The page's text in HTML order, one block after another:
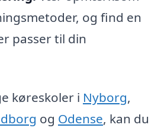
og find en
passer til din
køreskoler i Nyborg,
og Odense, kan du